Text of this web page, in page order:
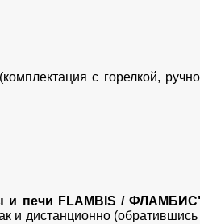
(комплектация с горелкой,
и печи FLAMBIS /
и дистанционно (обратившись